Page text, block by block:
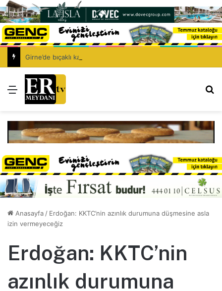
Menü
Anasayfa / Erdoğan: KKTC’nin azınlık durumuna düşmesine asla
izin vermeyeceğiz
Erdoğan: KKTC’nin
azınlık durumuna